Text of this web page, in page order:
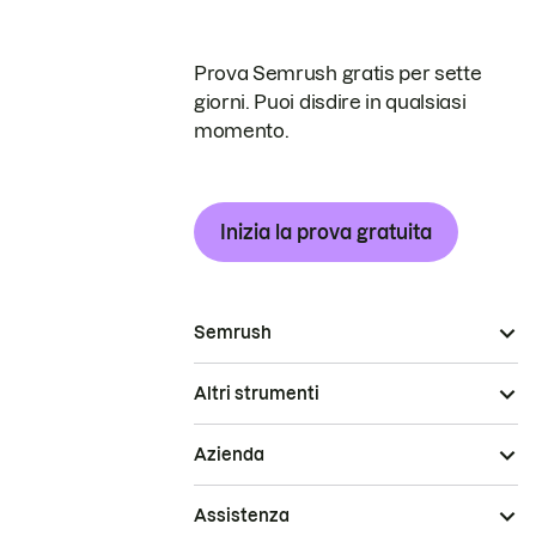
Prova Semrush gratis per sette
giorni. Puoi disdire in qualsiasi
momento.
Inizia la prova gratuita
Semrush
Altri strumenti
Azienda
Assistenza